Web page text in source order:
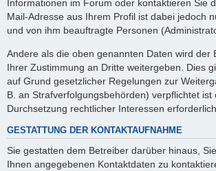
Informationen im Forum oder kontaktieren Sie
Mail-Adresse aus Ihrem Profil ist dabei jedoch
und von ihm beauftragte Personen
Andere als die oben genannten Daten wird der
Ihrer Zustimmung an Dritte weitergeben. Dies
auf Grund gesetzlicher Regelungen zur
B. an Strafverfolgungsbehörden) verpflichtet ist
Durchsetzung rechtlicher Interessen erforderlich
GESTATTUNG DER KONTAKTAUFNAHME
Sie gestatten dem Betreiber darüber hinaus,
Ihnen angegebenen Kontaktdaten zu